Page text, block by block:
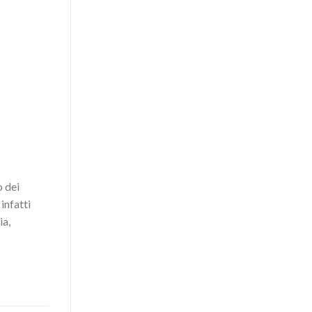
dei
infatti